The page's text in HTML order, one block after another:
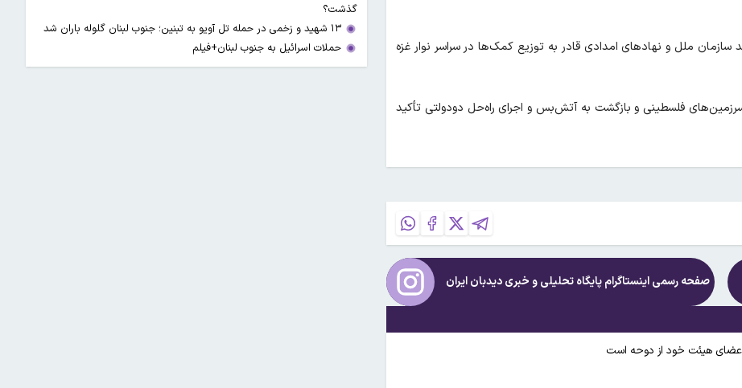
ملل و نهادهای امدادی قادر به توزیع کمک‌ها در سراسر نوار غزه
فلسطینی و بازگشت به آتش‌بس و اجرای راه‌حل دو‌دولتی تأکید
صفحه رسمی اینستاگرام پایگاه تحلیلی و خبریدیدبان ایران
اعضای هیئت خود از دوحه است
گذشت؟
۱۳ شهید و زخمی در حمله تل آویو به تبنین؛ جنوب لبنان گلوله باران شد
حملات اسرائیل به جنوب لبنان+فیلم